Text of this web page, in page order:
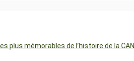
plus mémorables de l’histoire de la CAN